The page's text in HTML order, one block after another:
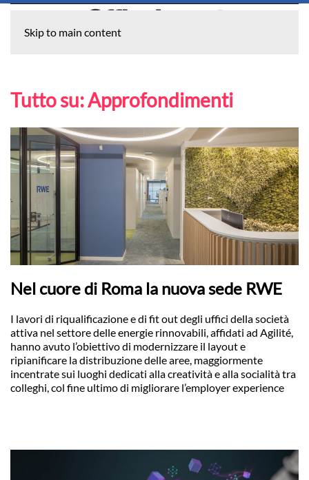
Skip to main content
Tutto su:Approfondimenti
Nel cuore di Roma la nuova sede RWE
I lavori di riqualificazione e di fit out degli uffici della società
attiva nel settore delle energie rinnovabili, affidati ad Agilité,
hanno avuto l’obiettivo di modernizzare il layout e
ripianificare la distribuzione delle aree, maggiormente
incentrate sui luoghi dedicati alla creatività e alla socialità tra
colleghi, col fine ultimo di migliorare l’employer experience